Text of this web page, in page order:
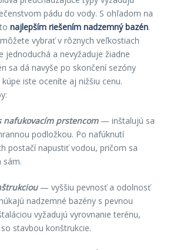
pádu do vody. S ohľadom na
najlepším riešením nadzemný bazén.
vybrať v rôznych veľkostiach
jednoduchá a nevyžaduje žiadne
sa dá navyše po skončení sezóny
iste oceníte aj nižšiu cenu.
nafukovacím prstencom— inštalujú sa
podložkou. Po nafúknutí
postačí napustiť vodou, pričom sa
sám.
— vyššiu pevnosť a odolnosť
nadzemné bazény s pevnou
vyžadujú vyrovnanie terénu,
stavbou konštrukcie.